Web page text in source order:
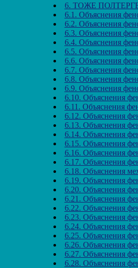
6. ТОЖЕ
6.1. Объяснения
6.2. Объяснения
6.3. Объяснения
6.4. Объяснения
6.5. Объяснения
6.6. Объяснения
6.7. Объяснения
6.8. Объяснения
6.9. Объяснения
6.10. Объяснения
6.11. Объяснения
6.12. Объяснения
6.13. Объяснения
6.14. Объяснения
6.15. Объяснения
6.16. Объяснения
6.17. Объяснения
6.18. Объяснения
6.19. Объяснения
6.20. Объяснения
6.21. Объяснения
6.22. Объяснения
6.23. Объяснения
6.24. Объяснения
6.25. Объяснения
6.26. Объяснения
6.27. Объяснения
6.28. Объяснения